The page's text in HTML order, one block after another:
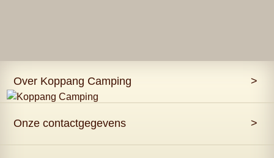
Over Koppang Camping >
Onze contactgegevens >